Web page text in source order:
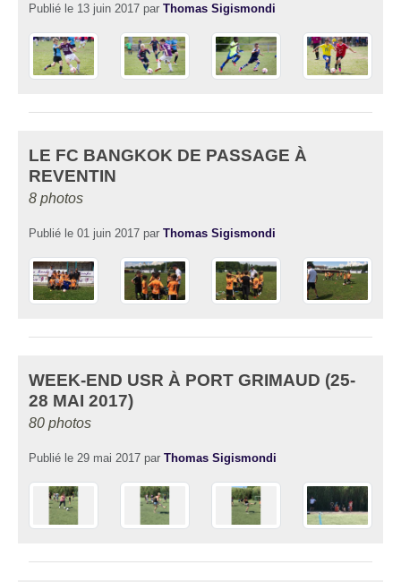
Publié le 13 juin 2017 par Thomas Sigismondi
LE FC BANGKOK DE PASSAGE À
REVENTIN
8 photos
Publié le 01 juin 2017 par Thomas Sigismondi
WEEK-END USR À PORT GRIMAUD (25-
28 MAI 2017)
80 photos
Publié le 29 mai 2017 par Thomas Sigismondi